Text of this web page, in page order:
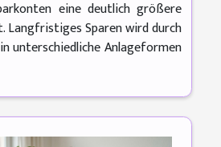
eine deutlich größere
Langfristiges Sparen wird durch
unterschiedliche Anlageformen